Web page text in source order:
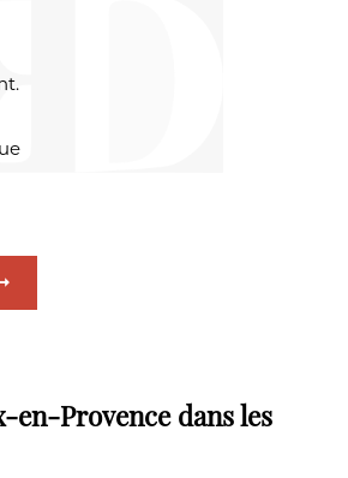
Provence dans les